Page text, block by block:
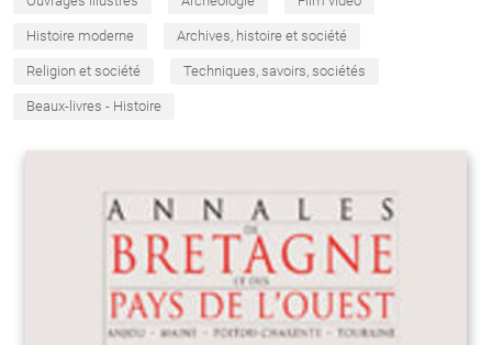
Histoire moderne Archives, histoire et société
Religion et société Techniques, savoirs, sociétés
Beaux-livres - Histoire